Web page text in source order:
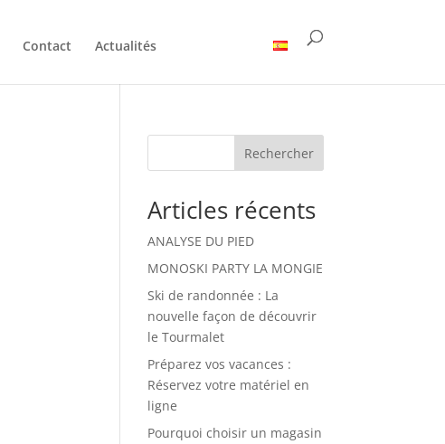
Contact Actualités
Rechercher
Articles récents
ANALYSE DU PIED
MONOSKI PARTY LA MONGIE
Ski de randonnée : La
nouvelle façon de découvrir
le Tourmalet
Préparez vos vacances :
Réservez votre matériel en
ligne
Pourquoi choisir un magasin